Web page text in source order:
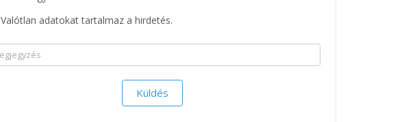
Valótlan adatokat tartalmaz a hirdetés.